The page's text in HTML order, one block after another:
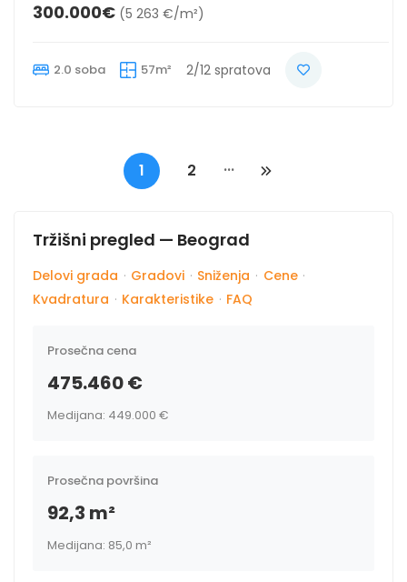
300.000€ (5 263 €/m²)
2.0 soba 57m² 2/12 spratova
1 2 ...
Tržišni pregled — Beograd
Delovi grada · Gradovi · Sniženja · Cene ·
Kvadratura · Karakteristike · FAQ
Prosečna cena
475.460 €
Medijana: 449.000 €
Prosečna površina
92,3 m²
Medijana: 85,0 m²